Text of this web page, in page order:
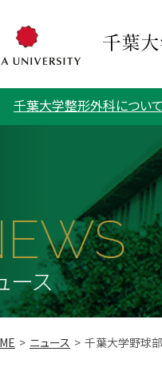
千葉大学整形外科について
ース
ニュース 千葉大学野球